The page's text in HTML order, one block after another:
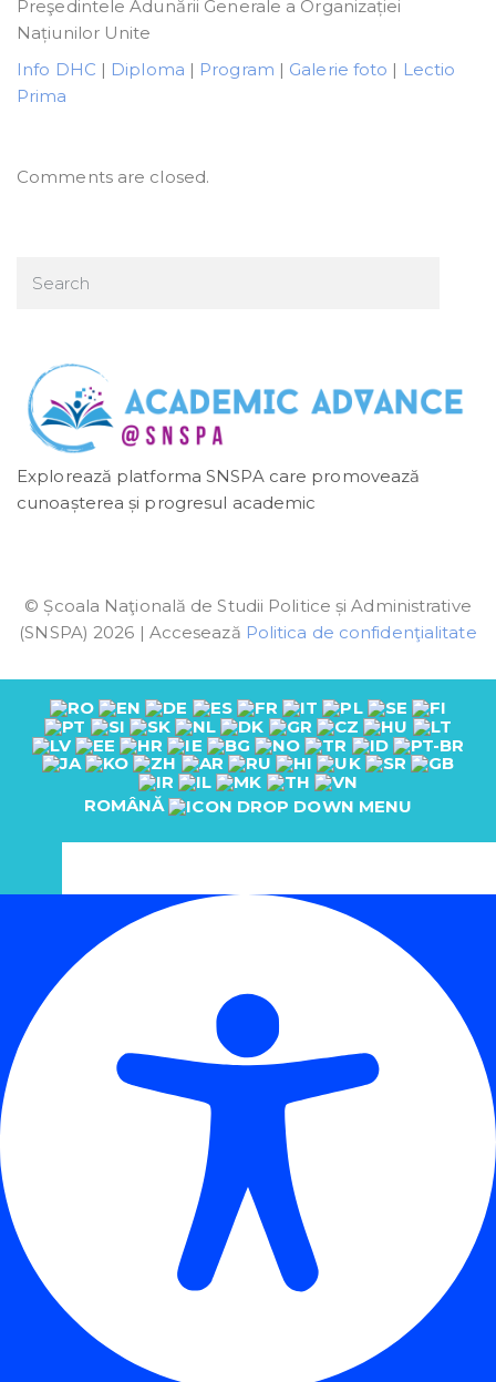
Preşedintele Adunării Generale a Organizației
Națiunilor Unite
Info DHC | Diploma | Program | Galerie foto | Lectio
Prima
Comments are closed.
Explorează platforma SNSPA care promovează
cunoașterea și progresul academic
© Școala Naţională de Studii Politice și Administrative
(SNSPA) 2026 | Accesează Politica de confidenţialitate
ROMÂNĂ